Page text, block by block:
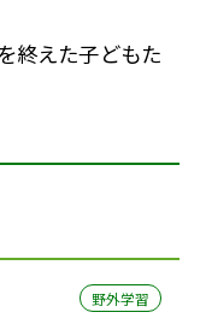
終えた子どもた
野外学習